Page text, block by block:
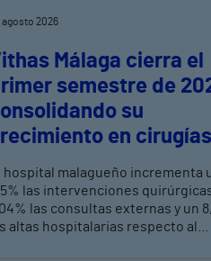
agosto 2026
Málaga cierra el
semestre de
su
en
externas y
hospitalarias
hospital malagueño incrementa
las intervenciones
las consultas externas y un
altas hospitalarias respecto al